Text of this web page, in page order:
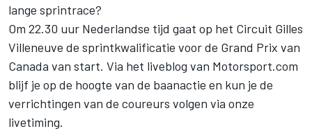
lange sprintrace?
Om 22.30 uur Nederlandse tijd gaat op het Circuit Gilles
Villeneuve de sprintkwalificatie voor de Grand Prix van
Canada van start. Via het liveblog van Motorsport.com
blijf je op de hoogte van de baanactie en kun je de
verrichtingen van de coureurs volgen via onze
livetiming.